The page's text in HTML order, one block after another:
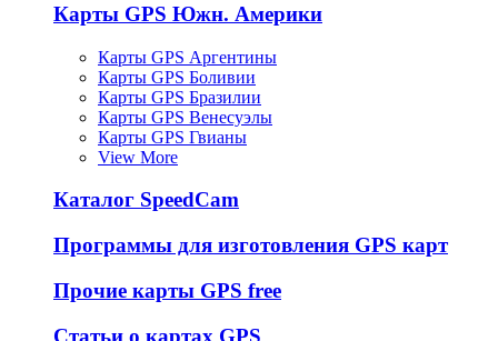
Карты GPS Южн. Америки
Карты GPS Аргентины
Карты GPS Боливии
Карты GPS Бразилии
Карты GPS Венесуэлы
Карты GPS Гвианы
View More
Каталог SpeedCam
Программы для изготовления GPS карт
Прочие карты GPS free
Статьи о картах GPS